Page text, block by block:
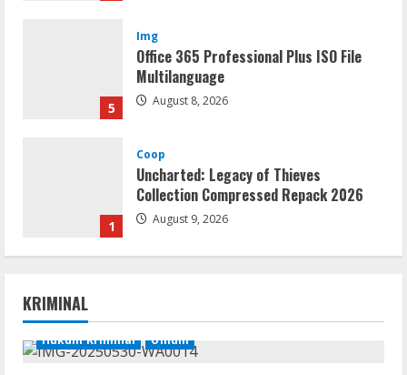
5
Img
Office 365 Professional Plus ISO File
Multilanguage
August 8, 2026
1
Coop
Uncharted: Legacy of Thieves
Collection Compressed Repack 2026
August 9, 2026
2 August 9, 2026
KRIMINAL
Hukum Kriminal Umum